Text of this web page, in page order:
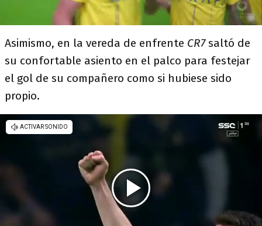
Asimismo, en la vereda de enfrente CR7saltó de
su confortable asiento en el palco para festejar
el gol de su compañero como si hubiese sido
propio.